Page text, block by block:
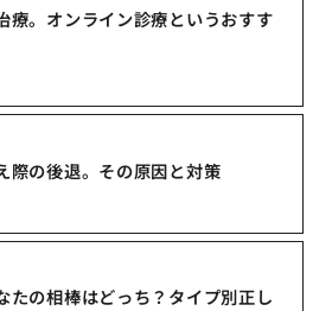
療。オンライン診療というおすす
際の後退。その原因と対策
たの相棒はどっち？タイプ別正し